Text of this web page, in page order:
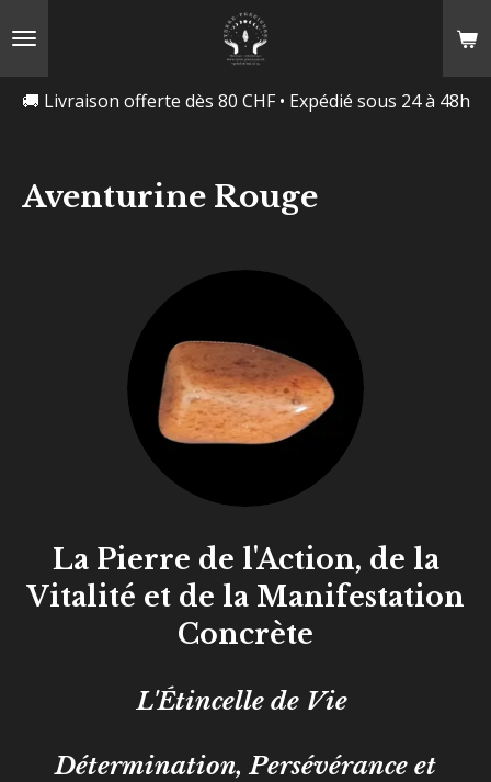
🚚 Livraison offerte dès 80 CHF • Expédié sous 24 à 48h
Aventurine Rouge
La Pierre de l'Action, de la
Vitalité et de la Manifestation
Concrète
L'Étincelle de Vie
Détermination, Persévérance et